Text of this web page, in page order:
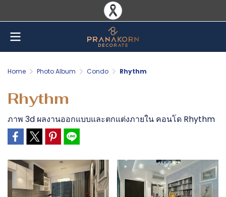
Home Photo Album Condo Rhythm
Rhythm
ภาพ 3d ผลงานออกแบบและตกแต่งภายใน คอนโด Rhythm